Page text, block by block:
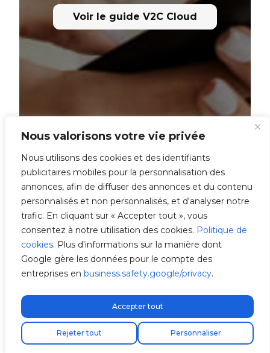
Nous valorisons votre vie privée
Nous utilisons des cookies et des identifiants
publicitaires mobiles pour la personnalisation des
annonces, afin de diffuser des annonces et du contenu
personnalisés et non personnalisés, et d'analyser notre
trafic. En cliquant sur « Accepter tout », vous
consentez à notre utilisation des cookies. Politique de
cookies. Plus d'informations sur la manière dont
Google gère les données pour le compte des
entreprises en business.safety.google/privacy.
Personnaliser
Rejeter tout
Accepter tout
Voir le guide V2C Cloud
Livraison express gratuite !
Trouvez votre installateur